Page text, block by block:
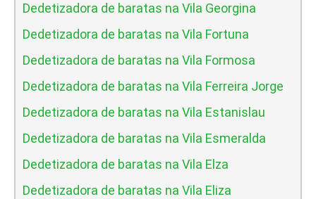
Dedetizadora de baratas na Vila Georgina
Dedetizadora de baratas na Vila Fortuna
Dedetizadora de baratas na Vila Formosa
Dedetizadora de baratas na Vila Ferreira Jorge
Dedetizadora de baratas na Vila Estanislau
Dedetizadora de baratas na Vila Esmeralda
Dedetizadora de baratas na Vila Elza
Dedetizadora de baratas na Vila Eliza